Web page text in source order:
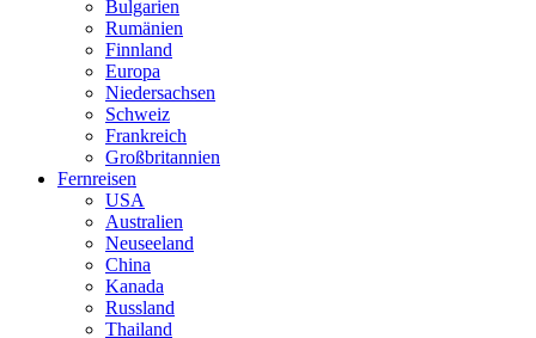
Bulgarien
Rumänien
Finnland
Europa
Niedersachsen
Schweiz
Frankreich
Großbritannien
Fernreisen
USA
Australien
Neuseeland
China
Kanada
Russland
Thailand